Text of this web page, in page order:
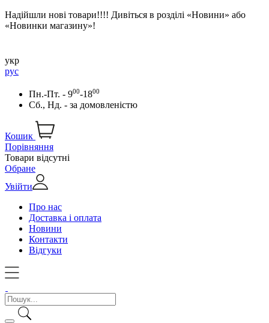
Надійшли нові товари!!!! Дивіться в розділі «Новини» або
«Новинки магазину»!
укр
рус
Пн.-Пт. - 900-1800
Сб., Нд. - за домовленістю
Кошик
Порівняння
Товари відсутні
Обране
Увійти
Про нас
Доставка і оплата
Новини
Контакти
Відгуки